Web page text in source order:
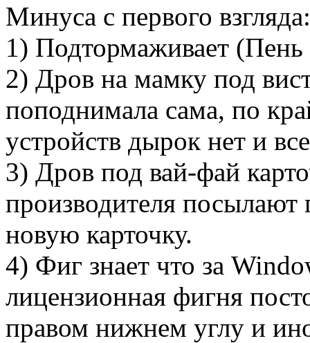
Минуса с первого взгляда:
1) Подтормаживает
2) Дров на мамку под
поподнимала сама, по
устройств дырок нет и
3) Дров под вай-фай
производителя посылают
новую карточку.
4) Фиг знает что за
лицензионная фигня
правом нижнем углу и